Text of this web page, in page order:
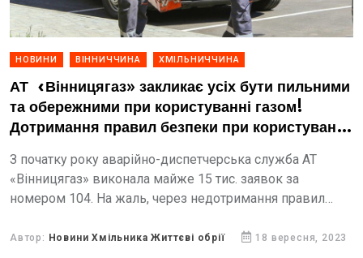
НОВИНИ ВІННИЧЧИНА ХМІЛЬНИЧЧИНА
АТ «Вінницягаз» закликає усіх бути пильними
та обережними при користуванні газом!
Дотримання правил безпеки при користуванні
З початку року аварійно-диспетчерська служба АТ
«Вінницягаз» виконала майже 15 тис. заявок за
номером 104. На жаль, через недотримання правил
випадки. Зокрема, отруєння...
Автор: Новини Хмільника Життєві обрії 18 вересня, 2023